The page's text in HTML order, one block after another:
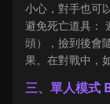
小心，對手也可
避免死亡道具：
頭），撿到後會
果。在對戰中，
三、單人模式